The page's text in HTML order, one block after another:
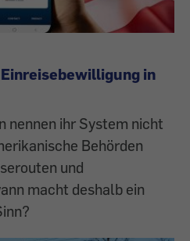
in
nennen ihr System nicht
Behörden
und
macht deshalb ein